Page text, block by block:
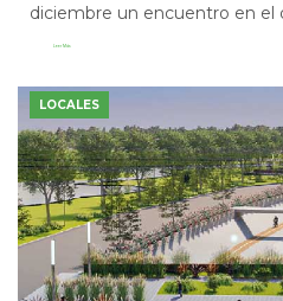
diciembre un encuentro en el
Leer Más
LOCALES